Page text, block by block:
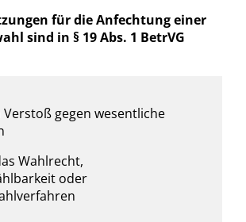
für die Anfechtung einer
sind in § 19 Abs. 1 BetrVG
Verstoß gegen wesentliche
Wahlrecht,
oder